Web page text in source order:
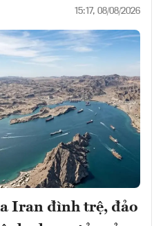
15:17, 08/08/2026
Iran đình trệ, đảo